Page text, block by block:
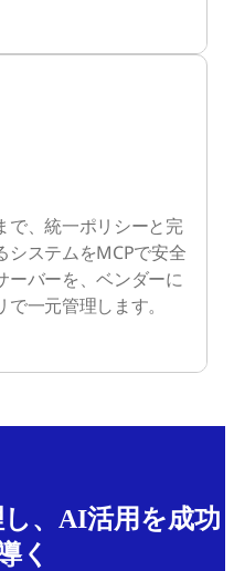
で、統一ポリシーと完
システムをMCPで安全
ーバーを、ベンダーに
一元管理します。
、AI活用を成功
く